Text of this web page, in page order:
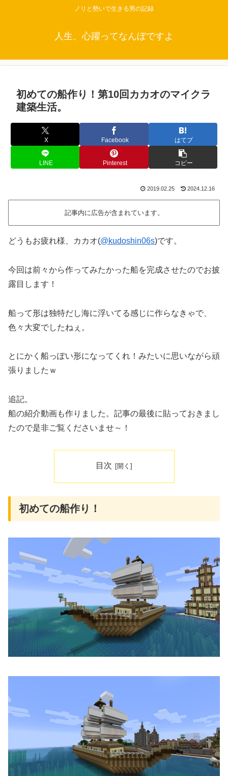
ノリと勢いで生きる男の記録
人生、心躍ってなんぼですよ
初めての船作り！第10回カカオのマイクラ
建築生活。
X Facebook はてブ
LINE Pinterest コピー
2019.02.25 2024.12.16
記事内に広告が含まれています。
どうもお疲れ様、カカオ(@kudoshin06s)です。
今回は前々から作ってみたかった船を完成させたのでお披
露目します！
船って形は独特だし海に浮いてる感じに作らなきゃで、
色々大変でしたねぇ。
とにかく船っぽい形になってくれ！みたいに思いながら頑
張りましたｗ
追記。
船の紹介動画も作りました。記事の最後に貼っておきまし
たので是非ご覧くださいませ～！
目次
初めての船作り！